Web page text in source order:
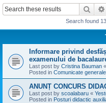
Search found
Informare privind
examenului de
Last post by Cristina Bauman «
Posted in Comunicate generale
ANUNȚ CONCURS
Last post by scoalabaru «
Posted in Posturi didactic